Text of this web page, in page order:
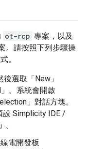
ot-rcp 專案，以及
。請按照下列步驟操
。
後選取「New」
。系統會開啟
」對話方塊。
設 Simplicity IDE /
。
電開發板